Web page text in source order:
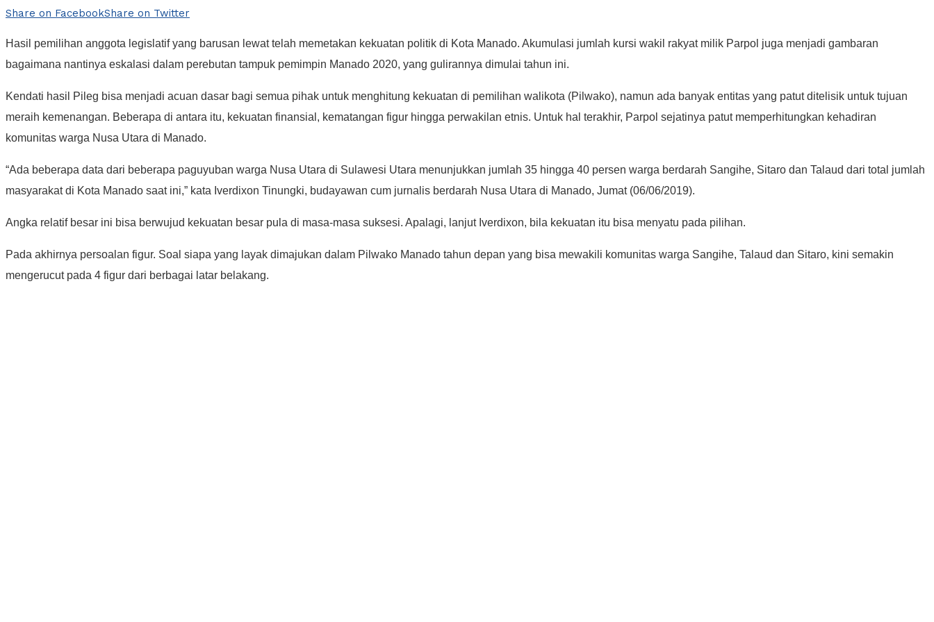
Share on FacebookShare on Twitter
Hasil pemilihan anggota legislatif yang barusan lewat telah memetakan kekuatan politik di Kota Manado. Akumulasi jumlah kursi wakil rakyat milik Parpol juga menjadi gambaran
bagaimana nantinya eskalasi dalam perebutan tampuk pemimpin Manado 2020, yang gulirannya dimulai tahun ini.
Kendati hasil Pileg bisa menjadi acuan dasar bagi semua pihak untuk menghitung kekuatan di pemilihan walikota (Pilwako), namun ada banyak entitas yang patut ditelisik untuk tujuan
meraih kemenangan. Beberapa di antara itu, kekuatan finansial, kematangan figur hingga perwakilan etnis. Untuk hal terakhir, Parpol sejatinya patut memperhitungkan kehadiran
komunitas warga Nusa Utara di Manado.
“Ada beberapa data dari beberapa paguyuban warga Nusa Utara di Sulawesi Utara menunjukkan jumlah 35 hingga 40 persen warga berdarah Sangihe, Sitaro dan Talaud dari total jumlah
masyarakat di Kota Manado saat ini,” kata Iverdixon Tinungki, budayawan cum jurnalis berdarah Nusa Utara di Manado, Jumat (06/06/2019).
Angka relatif besar ini bisa berwujud kekuatan besar pula di masa-masa suksesi. Apalagi, lanjut Iverdixon, bila kekuatan itu bisa menyatu pada pilihan.
Pada akhirnya persoalan figur. Soal siapa yang layak dimajukan dalam Pilwako Manado tahun depan yang bisa mewakili komunitas warga Sangihe, Talaud dan Sitaro, kini semakin
mengerucut pada 4 figur dari berbagai latar belakang.